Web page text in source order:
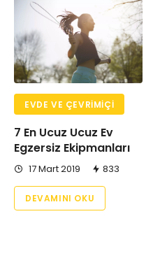
EVDE VE ÇEVRIMIÇI
7 En Ucuz Ucuz Ev
Egzersiz Ekipmanları
17 Mart 2019 833
DEVAMINI OKU